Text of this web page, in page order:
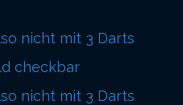
nicht mit 3 Darts
checkbar
nicht mit 3 Darts